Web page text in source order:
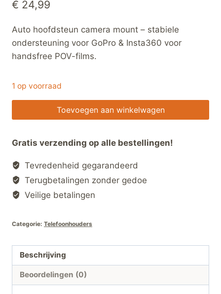
€ 24,99
Auto hoofdsteun camera mount – stabiele
ondersteuning voor GoPro & Insta360 voor
handsfree POV-films.
1 op voorraad
Hoofdsteun
Mount
–
POV
Actiecam
Beugel
GoPro
Insta360
hoeveelheid
Toevoegen aan winkelwagen
Gratis verzending op alle bestellingen!
Tevredenheid gegarandeerd
Terugbetalingen zonder gedoe
Veilige betalingen
Categorie: Telefoonhouders
Beschrijving
Beoordelingen (0)